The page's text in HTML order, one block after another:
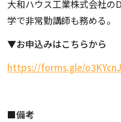
大和ハウス工業株式会社の
学で非常勤講師も務める。
▼お申込みはこちらから
https://forms.gle/
■備考